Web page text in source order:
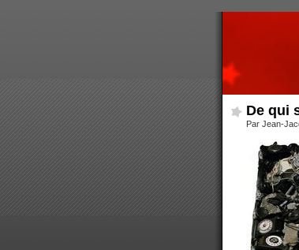
De qui
Par Jean-